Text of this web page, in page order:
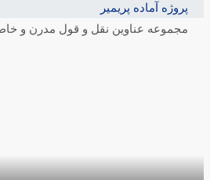
پروژه آماده پریمیر
مجموعه عناوین نقل و قول مدرن و خاص